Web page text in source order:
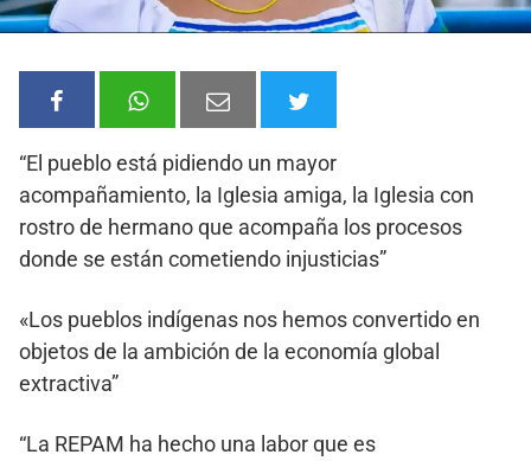
“El pueblo está pidiendo un mayor
acompañamiento, la Iglesia amiga, la Iglesia con
rostro de hermano que acompaña los procesos
donde se están cometiendo injusticias”
«Los pueblos indígenas nos hemos convertido en
objetos de la ambición de la economía global
extractiva”
“La REPAM ha hecho una labor que es